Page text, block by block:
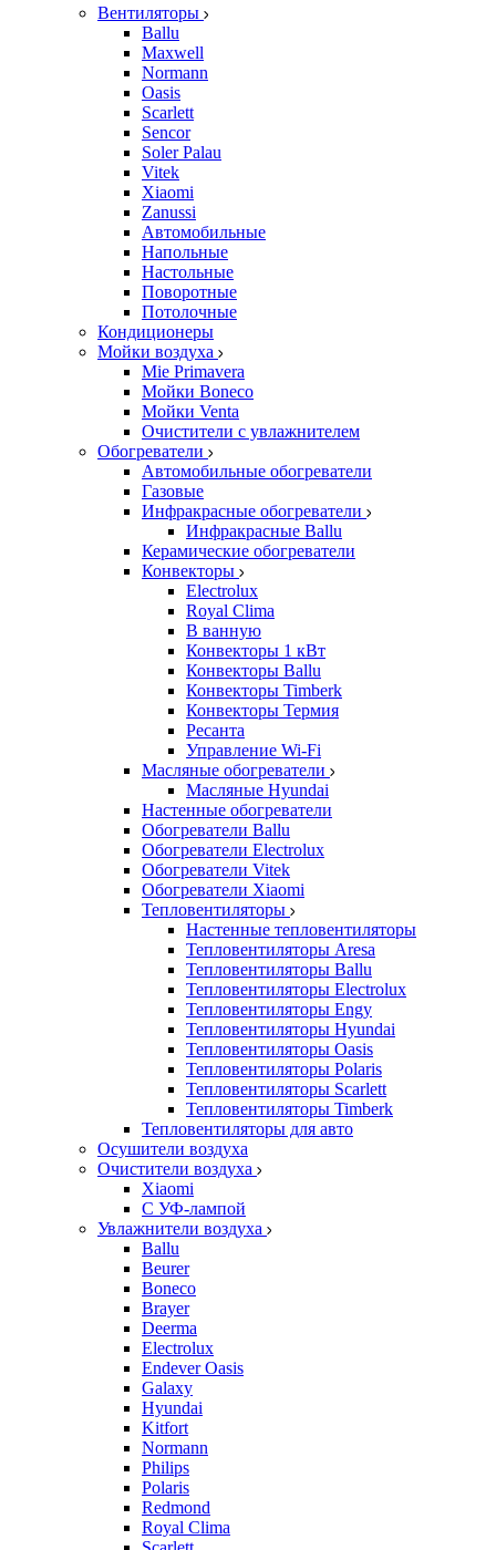
Вентиляторы
Ballu
Maxwell
Normann
Oasis
Scarlett
Sencor
Soler Palau
Vitek
Xiaomi
Zanussi
Автомобильные
Напольные
Настольные
Поворотные
Потолочные
Кондиционеры
Мойки воздуха
Mie Primavera
Мойки Boneco
Мойки Venta
Очистители с увлажнителем
Обогреватели
Автомобильные обогреватели
Газовые
Инфракрасные обогреватели
Инфракрасные Ballu
Керамические обогреватели
Конвекторы
Electrolux
Royal Clima
В ванную
Конвекторы 1 кВт
Конвекторы Ballu
Конвекторы Timberk
Конвекторы Термия
Ресанта
Управление Wi-Fi
Масляные обогреватели
Масляные Hyundai
Настенные обогреватели
Обогреватели Ballu
Обогреватели Electrolux
Обогреватели Vitek
Обогреватели Xiaomi
Тепловентиляторы
Настенные тепловентиляторы
Тепловентиляторы Aresa
Тепловентиляторы Ballu
Тепловентиляторы Electrolux
Тепловентиляторы Engy
Тепловентиляторы Hyundai
Тепловентиляторы Oasis
Тепловентиляторы Polaris
Тепловентиляторы Scarlett
Тепловентиляторы Timberk
Тепловентиляторы для авто
Осушители воздуха
Очистители воздуха
Xiaomi
С УФ-лампой
Увлажнители воздуха
Ballu
Beurer
Boneco
Brayer
Deerma
Electrolux
Endever Oasis
Galaxy
Hyundai
Kitfort
Normann
Philips
Polaris
Redmond
Royal Clima